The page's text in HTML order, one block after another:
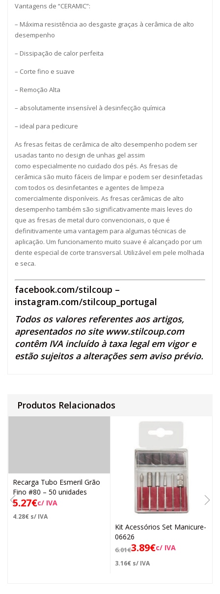
Vantagens de “CERAMIC”:
– Máxima resistência ao desgaste graças à cerâmica de alto
desempenho
– Dissipação de calor perfeita
– Corte fino e suave
– Remoção Alta
– absolutamente insensível à desinfecção química
– ideal para pedicure
As fresas feitas de cerâmica de alto desempenho podem ser
usadas tanto no design de unhas gel assim
como especialmente no cuidado dos pés. As fresas de
cerâmica são muito fáceis de limpar e podem ser desinfetadas
com todos os desinfetantes e agentes de limpeza
comercialmente disponíveis. As fresas cerâmicas de alto
desempenho também são significativamente mais leves do
que as fresas de metal duro convencionais, o que é
definitivamente uma vantagem para algumas técnicas de
aplicação. Um funcionamento muito suave é alcançado por um
dente especial de corte transversal. Utilizável em pele molhada
e seca.
facebook.com/stilcoup –
instagram.com/stilcoup_portugal
Todos os valores referentes aos artigos,
apresentados no site www.stilcoup.com
contêm IVA incluído à taxa legal em vigor e
estão sujeitos a alterações sem aviso prévio.
Produtos Relacionados
Recarga Tubo Esmeril Grão
Fino #80 – 50 unidades
5.27€c/ IVA
4.28€ s/ IVA
Kit Acessórios Set Manicure-
06626
6.01€3.89€c/ IVA
3.16€ s/ IVA